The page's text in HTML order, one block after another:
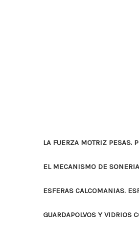
LA FUERZA MOTRIZ PESAS.
EL MECANISMO DE
ESFERAS CALCOMANIAS.
GUARDAPOLVOS Y VIDRIOS